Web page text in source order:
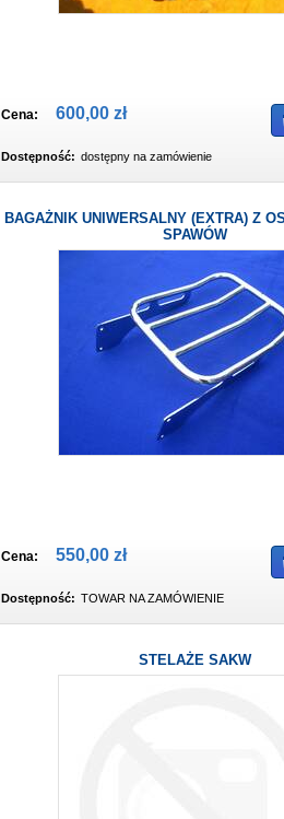
Cena: 600,00 zł
Dostępność: dostępny na zamówienie
BAGAŻNIK UNIWERSALNY (EXTRA) Z
SPAWÓW
Cena: 550,00 zł
Dostępność: TOWAR NA ZAMÓWIENIE
STELAŻE SAKW